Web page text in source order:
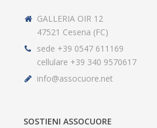
GALLERIA OIR 12
47521 Cesena (FC)
sede +39 0547 611169
cellulare +39 340 9570617
info@assocuore.net
SOSTIENI ASSOCUORE